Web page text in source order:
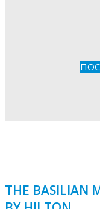
THE BASILIAN